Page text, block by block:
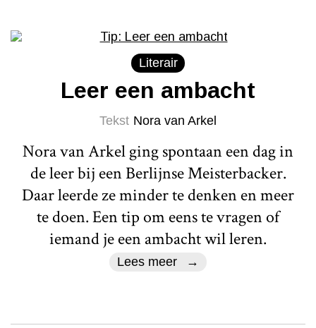
Literair
Leer een ambacht
Tekst Nora van Arkel
Nora van Arkel ging spontaan een dag in
de leer bij een Berlijnse Meisterbacker.
Daar leerde ze minder te denken en meer
te doen. Een tip om eens te vragen of
iemand je een ambacht wil leren.
Lees meer